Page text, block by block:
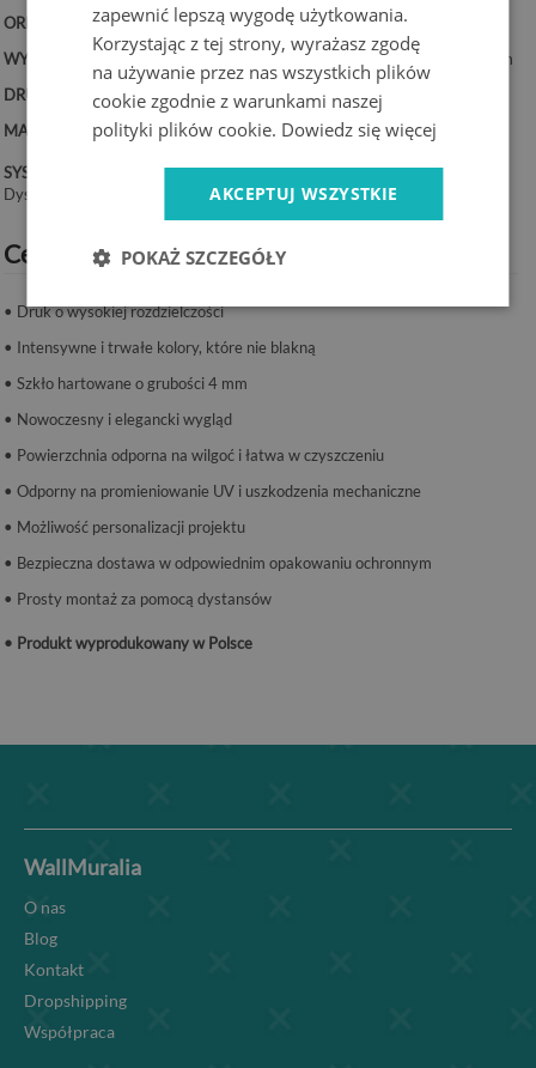
ORIENTACJA:Pionowa
WYMIARY:
50x100 cm, 50x125 cm, 70x100 cm, 60x120 cm, 70x140 cm
DRUK:
UV – trwałe kolory
MATERIAŁ:
Szkło hartowane 4 mm
SYSTEM MONTAŻU:
Dystanse lub taśma montażowa.
Cechy produktu:
• Druk o wysokiej rozdzielczości
• Intensywne i trwałe kolory, które nie blakną
• Szkło hartowane o grubości 4 mm
• Nowoczesny i elegancki wygląd
• Powierzchnia odporna na wilgoć i łatwa w czyszczeniu
• Odporny na promieniowanie UV i uszkodzenia mechaniczne
• Możliwość personalizacji projektu
• Bezpieczna dostawa w odpowiednim opakowaniu ochronnym
• Prosty montaż za pomocą dystansów
• Produkt wyprodukowany w Polsce
WallMuralia
O nas
Blog
Kontakt
Dropshipping
Współpraca
zapewnić lepszą wygodę użytkowania.
Korzystając z tej strony, wyrażasz zgodę
na używanie przez nas wszystkich plików
cookie zgodnie z warunkami naszej
polityki plików cookie. Dowiedz się więcej
AKCEPTUJ WSZYSTKIE
POKAŻ SZCZEGÓŁY